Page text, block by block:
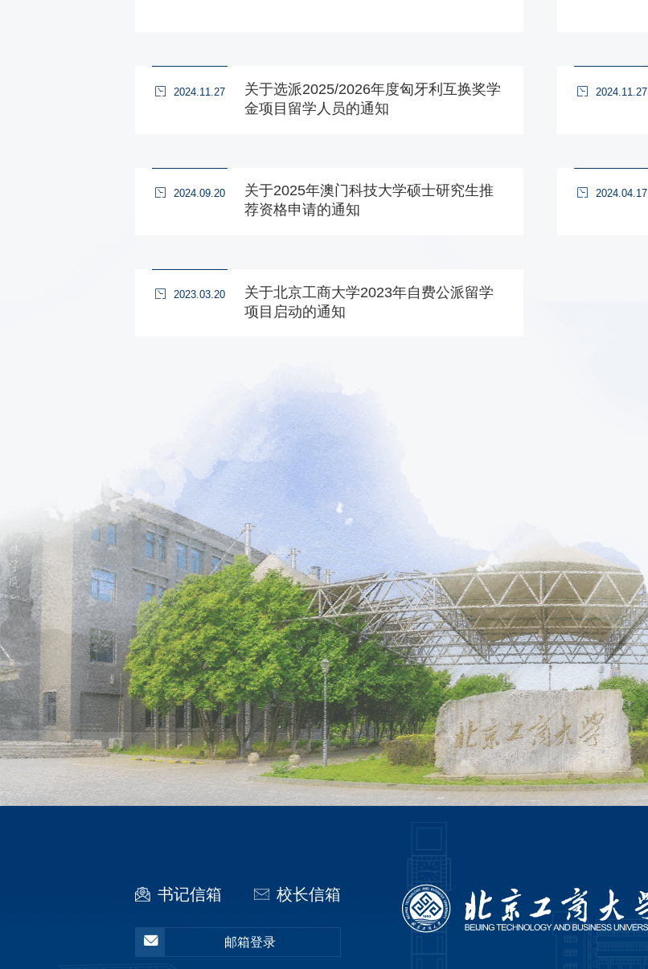
2024.11.27
关于选派2025/2026年度匈牙利互换奖学
金项目留学人员的通知
2024.11.27
2024.09.20
关于2025年澳门科技大学硕士研究生推
荐资格申请的通知
2024.04.17
2023.03.20
关于北京工商大学2023年自费公派留学
项目启动的通知
书记信箱 校长信箱
邮箱登录